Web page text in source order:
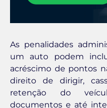
As penalidades
um auto podem
acréscimo de pontos
direito de dirigir,
retenção do
documentos e até